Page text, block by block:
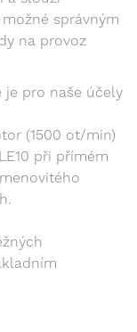
správným
na provoz
je pro naše účely
(1500 ot/min)
při přímém